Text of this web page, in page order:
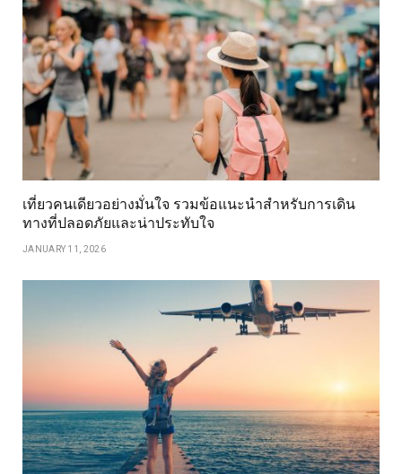
เที่ยวคนเดียวอย่างมั่นใจ รวมข้อแนะนำสำหรับการเดิน
ทางที่ปลอดภัยและน่าประทับใจ
JANUARY 11, 2026